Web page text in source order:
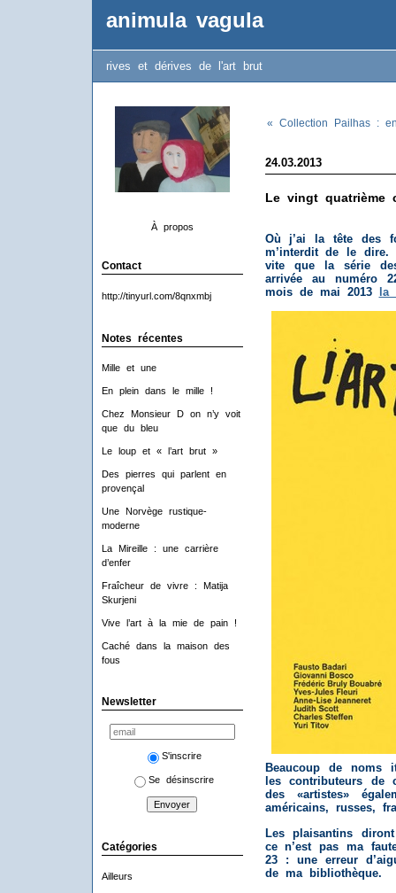
animula vagula
rives et dérives de l'art brut
À propos
Contact
http://tinyurl.com/8qnxmbj
Notes récentes
Mille et une
En plein dans le mille !
Chez Monsieur D on n’y voit
que du bleu
Le loup et « l’art brut »
Des pierres qui parlent en
provençal
Une Norvège rustique-
moderne
La Mireille : une carrière
d’enfer
Fraîcheur de vivre : Matija
Skurjeni
Vive l’art à la mie de pain !
Caché dans la maison des
fous
Newsletter
S'inscrire
Se désinscrire
Catégories
Ailleurs
« Collection Pailhas :
24.03.2013
Le vingt quatrième
Où j’ai la tête des
m’interdit de le
vite que la série
arrivée au numéro
mois de mai 2013
la
Beaucoup de noms
les contributeurs de
des «artistes»
américains, russes,
Les plaisantins
ce n’est pas ma
23 : une erreur
de ma bibliothèque.